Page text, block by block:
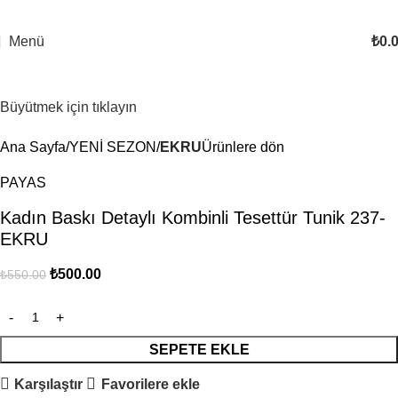
Menü ₺
Büyütmek için tıklayın
Ana Sayfa YENİ SEZON EKRUÜrünlere dön
PAYAS
Kadın Baskı Detaylı Kombinli Tesettür Tunik 237-
EKRU
₺550.00 ₺500.00
SEPETE EKLE
Karşılaştır Favorilere ekle